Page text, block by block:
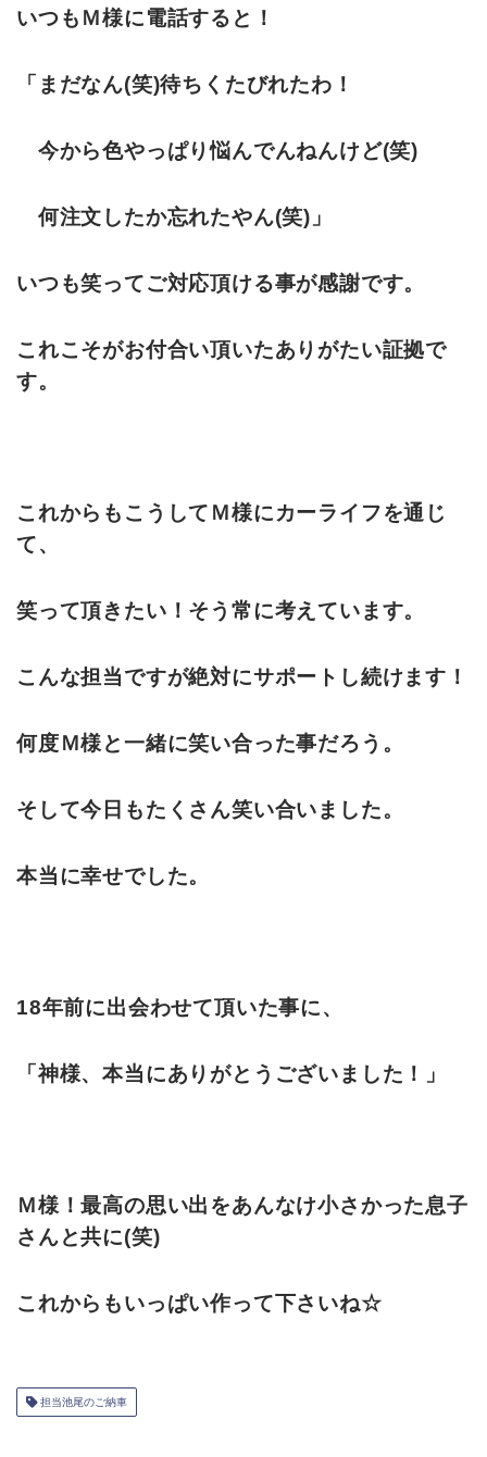
いつもＭ様に電話すると！
「まだなん(笑)待ちくたびれたわ！
今から色やっぱり悩んでんねんけど(笑)
何注文したか忘れたやん(笑)」
いつも笑ってご対応頂ける事が感謝です。
これこそがお付合い頂いたありがたい証拠で
す。
これからもこうしてＭ様にカーライフを通じ
て、
笑って頂きたい！そう常に考えています。
こんな担当ですが絶対にサポートし続けます！
何度Ｍ様と一緒に笑い合った事だろう。
そして今日もたくさん笑い合いました。
本当に幸せでした。
18年前に出会わせて頂いた事に、
「神様、本当にありがとうございました！」
Ｍ様！最高の思い出をあんなけ小さかった息子
さんと共に(笑)
これからもいっぱい作って下さいね☆
担当池尾のご納車